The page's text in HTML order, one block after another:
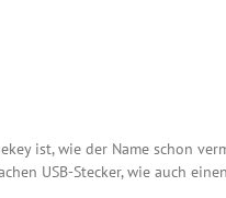
ist, wie der Name schon
USB-Stecker, wie auch